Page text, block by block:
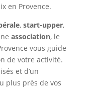
en Provence.
, start-upper,
association, le
vous guide
de votre activité.
et d’un
plus près de vos